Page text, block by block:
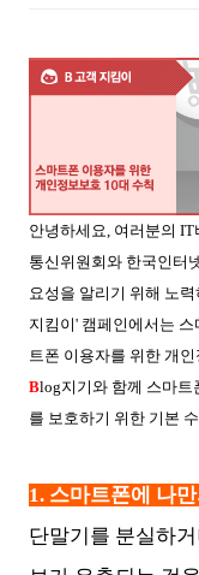
안녕하세요, 여러분의
통신위원회와 한국인터
요성을 알리기 위해 노
지킴이' 캠페인에서는
트폰 이용자를 위한 개
Blog지기와 함께 스마트
를 보호하기 위한 기본
1. 스마트폰에 나
단말기를 분실하